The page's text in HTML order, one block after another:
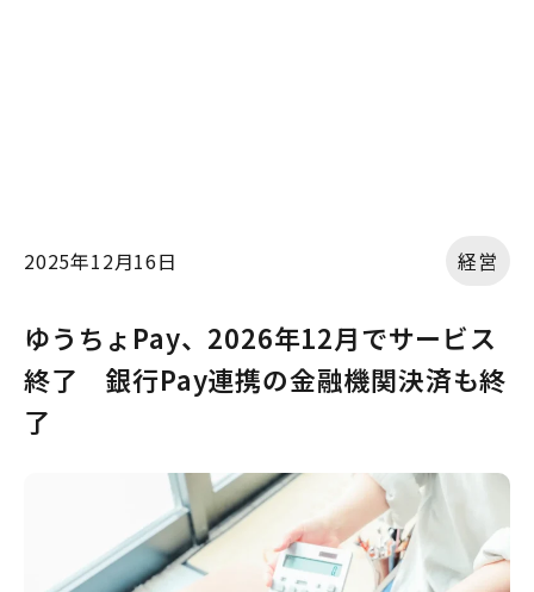
2025年12月16日 経営
ゆうちょPay、2026年12月でサービス
終了 銀行Pay連携の金融機関決済も終
了